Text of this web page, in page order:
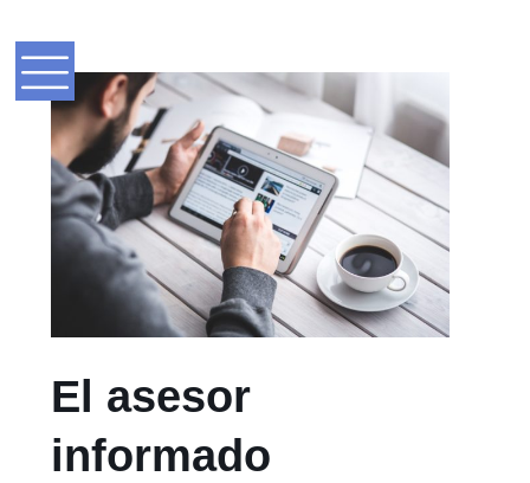
El asesor
informado